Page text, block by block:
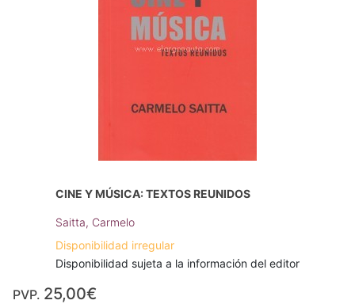
CINE Y MÚSICA: TEXTOS REUNIDOS
Saitta, Carmelo
Disponibilidad irregular
Disponibilidad sujeta a la información del editor
PVP. 25,00€